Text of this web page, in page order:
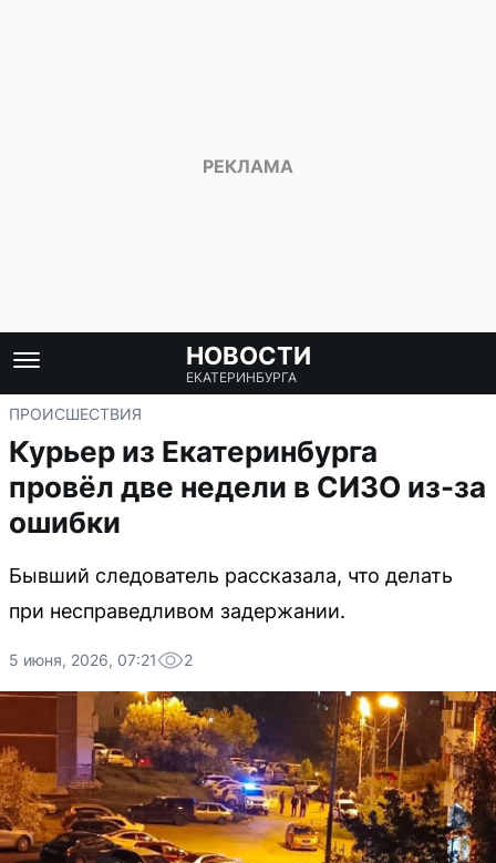
НОВОСТИ
ЕКАТЕРИНБУРГА
ПРОИСШЕСТВИЯ
Курьер из Екатеринбурга
провёл две недели в СИЗО из-за
ошибки
Бывший следователь рассказала, что делать
при несправедливом задержании.
5 июня, 2026, 07:21 2